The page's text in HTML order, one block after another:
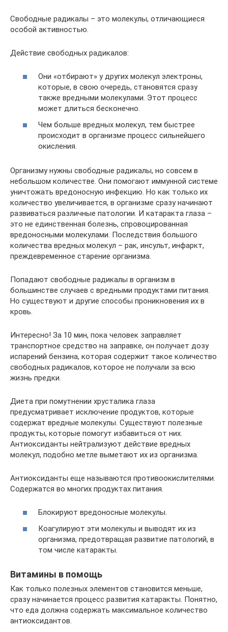
Свободные радикалы – это молекулы, отличающиеся
особой активностью.
Действие свободных радикалов:
Они «отбирают» у других молекул электроны,
которые, в свою очередь, становятся сразу
также вредными молекулами. Этот процесс
может длиться бесконечно.
Чем больше вредных молекул, тем быстрее
происходит в организме процесс сильнейшего
окисления.
Организму нужны свободные радикалы, но совсем в
небольшом количестве. Они помогают иммунной системе
уничтожать вредоносную инфекцию. Но как только их
количество увеличивается, в организме сразу начинают
развиваться различные патологии. И катаракта глаза –
это не единственная болезнь, спровоцированная
вредоносными молекулами. Последствия большого
количества вредных молекул – рак, инсульт, инфаркт,
преждевременное старение организма.
Попадают свободные радикалы в организм в
большинстве случаев с вредными продуктами питания.
Но существуют и другие способы проникновения их в
кровь.
Интересно! За 10 мин, пока человек заправляет
транспортное средство на заправке, он получает дозу
испарений бензина, которая содержит такое количество
свободных радикалов, которое не получали за всю
жизнь предки.
Диета при помутнении хрусталика глаза
предусматривает исключение продуктов, которые
содержат вредные молекулы. Существуют полезные
продукты, которые помогут избавиться от них.
Антиоксиданты нейтрализуют действие вредных
молекул, подобно метле выметают их из организма.
Антиоксиданты еще называются противоокислителями.
Содержатся во многих продуктах питания.
Блокируют вредоносные молекулы.
Коагулируют эти молекулы и выводят их из
организма, предотвращая развитие патологий, в
том числе катаракты.
Витамины в помощь
Как только полезных элементов становится меньше,
сразу начинается процесс развития катаракты. Понятно,
что еда должна содержать максимальное количество
антиоксидантов.